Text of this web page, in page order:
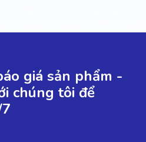
giá sản phẩm -
chúng tôi để